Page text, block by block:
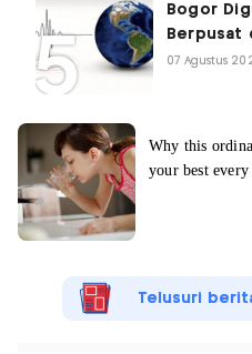
Bogor
Berpusat
07 Agustus
Telusuri